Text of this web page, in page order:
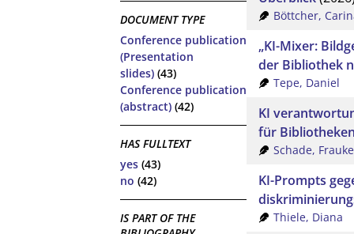
DOCUMENT TYPE
Conference publication
(Presentation
slides) (43)
Conference publication
(abstract) (42)
HAS FULLTEXT
yes (43)
no (42)
IS PART OF THE
Böttcher,
„KI-Mixer:
der Bibliothek
Tepe, Daniel
KI
für
Schade, Frauke
KI-Prompts
Thiele, Diana